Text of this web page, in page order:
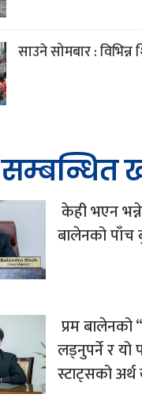
साउने सोमबार :
सम्बन्धित
केही भएन
बालेनको
प्रम
लड्नुपर्ने र यो
स्टाट्सको